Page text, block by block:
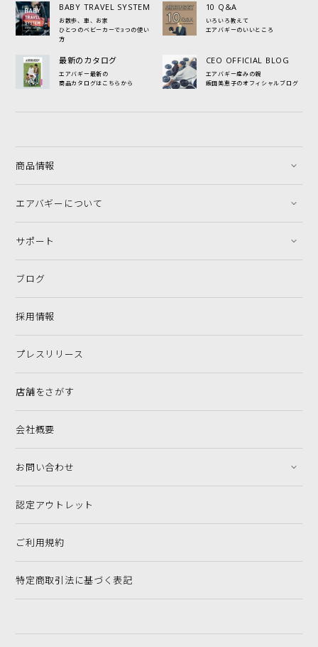
BABY TRAVEL SYSTEM
お散歩、車、お家
ひとつのベビーカーで3つの使い
方
10 Q&A
いろいろ教えて
エアバギーのいいところ
最新のカタログ
エアバギー最新の
商品カタログはこちらから
CEO OFFICIAL BLOG
エアバギー産みの親
飯田美恵子のオフィシャルブログ
商品情報
エアバギーについて
サポート
ブログ
採用情報
プレスリリース
店舗をさがす
会社概要
お問い合わせ
認定アウトレット
ご利用規約
特定商取引法に基づく表記